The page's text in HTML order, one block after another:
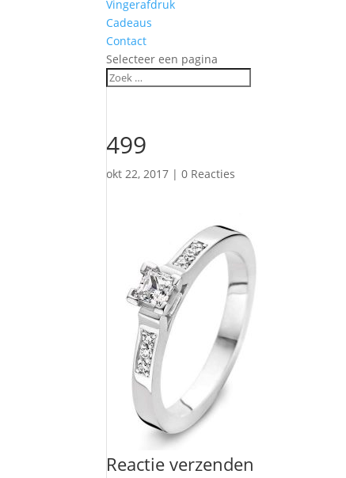
Vingerafdruk
Cadeaus
Contact
Selecteer een pagina
499
okt 22, 2017 |0 Reacties
Reactie verzenden